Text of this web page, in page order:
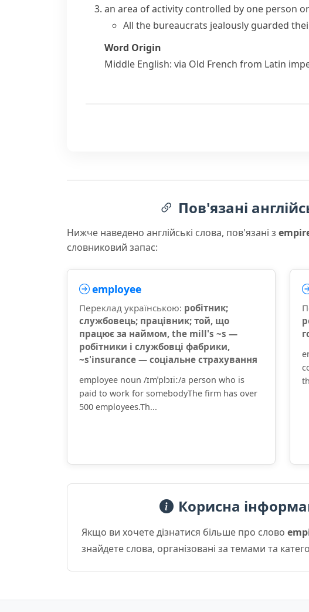
an area of activity controlled by one person
All the bureaucrats jealously guarded
Word Origin
Middle English: via Old French from Latin
Пов'язані
Нижче наведено англійські слова, пов'язані з
словниковий запас:
employee
Переклад українською: робітник;
службовець; працівник; той, що
працює за наймом, the mill's ~s —
робітники і службовці фабрики,
~s'insurance — соціальне страхування
employee noun /ɪmˈplɔɪiː/a person who is
paid to work for somebodyThe firm has over
500 employees.Th...
Корисна
Якщо ви хочете дізнатися більше про слово
знайдете слова, організовані за темами та